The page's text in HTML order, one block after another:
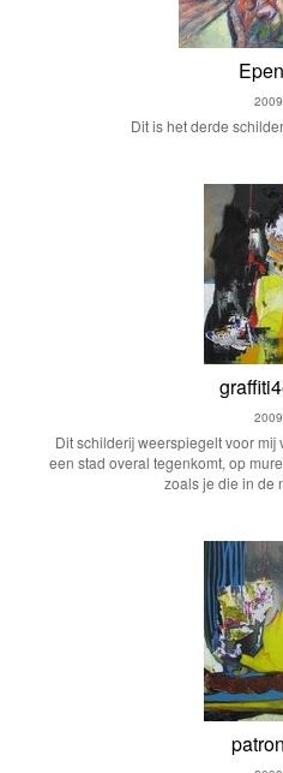
2009
Dit is het derde
2009
Dit schilderij weerspiegelt voor
een stad overal tegenkomt, op
zoals je die in de